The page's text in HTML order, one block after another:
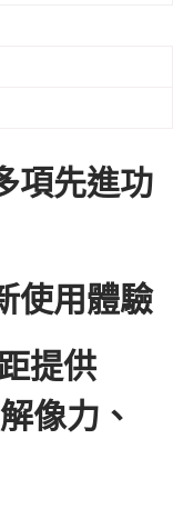
項先進功
使用體驗
提供
像力、